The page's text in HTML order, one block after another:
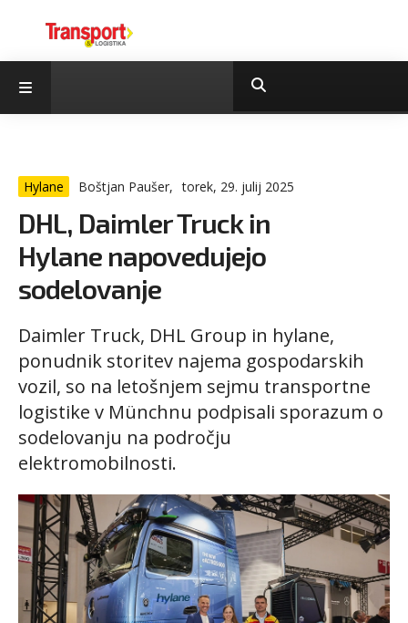
Hylane Boštjan Paušer, torek, 29. julij 2025
DHL, Daimler Truck in
Hylane napovedujejo
sodelovanje
Daimler Truck, DHL Group in hylane,
ponudnik storitev najema gospodarskih
vozil, so na letošnjem sejmu transportne
logistike v Münchnu podpisali sporazum o
sodelovanju na področju
elektromobilnosti.